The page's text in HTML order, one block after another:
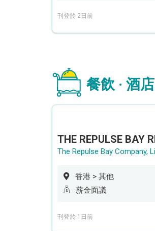
刊登於 2日前
餐飲 · 酒店
香港 > 其他
薪金面議
刊登於 1日前